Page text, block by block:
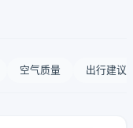
空气质量 出行建议